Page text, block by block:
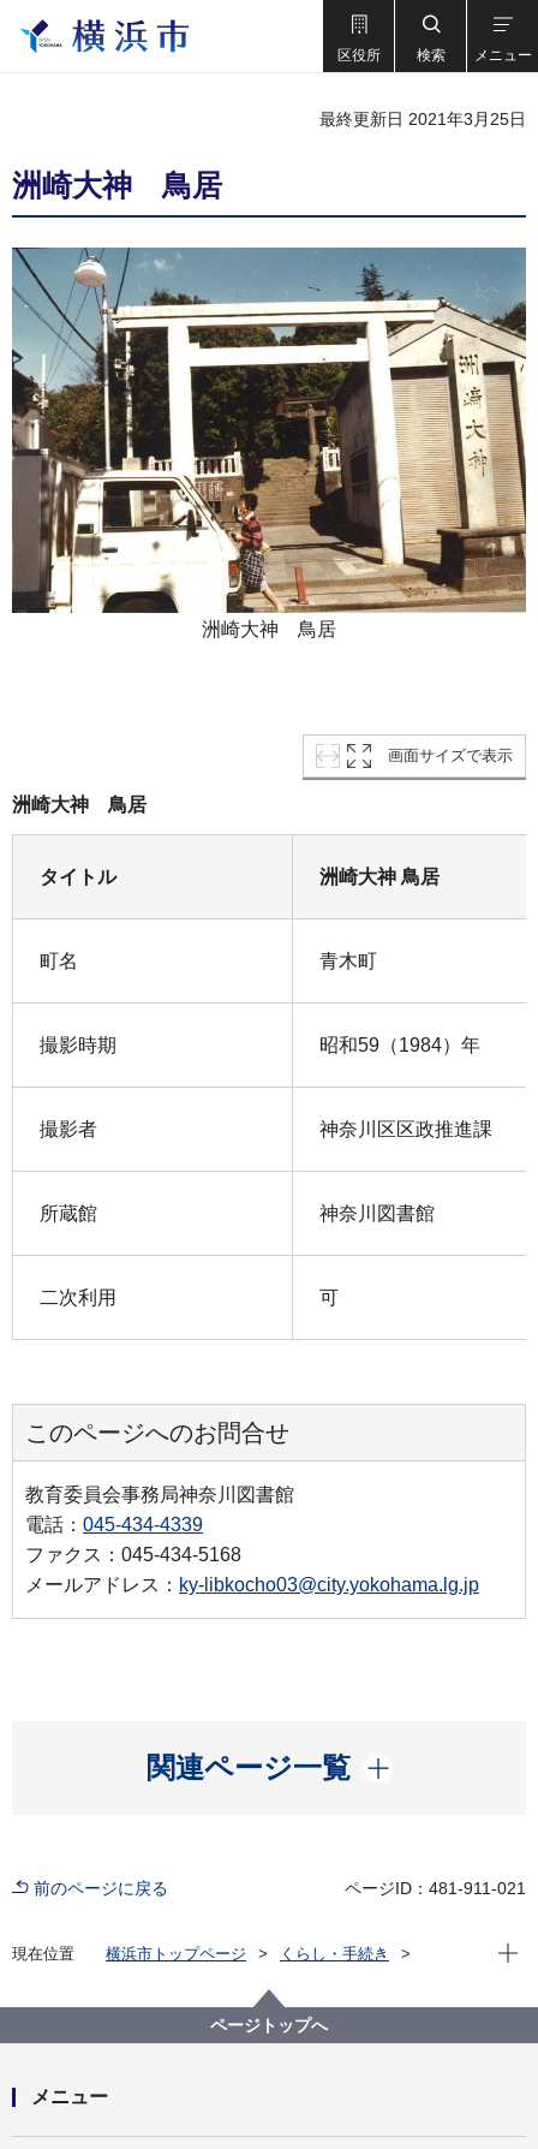
区役所 検索 メニュー
最終更新日 2021年3月25日
洲崎大神 鳥居
洲崎大神 鳥居
画面サイズで表示
洲崎大神 鳥居
タイトル 洲崎大神 鳥居
町名 青木町
撮影時期 昭和59（1984）年
撮影者 神奈川区区政推進課
所蔵館 神奈川図書館
二次利用 可
このページへのお問合せ
教育委員会事務局神奈川図書館
電話： 045-434-4339
ファクス：045-434-5168
メールアドレス： ky-libkocho03@city.yokohama.lg.jp
関連ページ一覧
開く
前のページに戻る ページID：481-911-021
現在位置 横浜市トップページ
くらし・手続き
神奈川区デジタルライブラリー
（４）中央南部エリア
洲崎大神 鳥居
現在
ページトップへ
メニュー